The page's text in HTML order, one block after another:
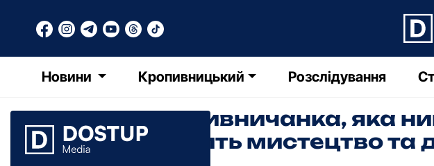
Новини Кропивницький Розслідування
Кропивничанка, яка
творить мистецтво та